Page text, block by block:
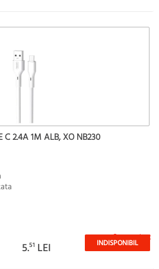
C 2.4A 1M ALB, XO NB230
Stoc epuizat
5.51 LEI INDISPONIBIL